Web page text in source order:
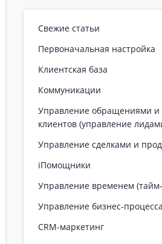
Свежие статьи
Первоначальная настройка
Клиентская база
Коммуникации
Управление обращениями и
клиентов (управление
Управление сделками и
iПомощники
Управление временем
Управление бизнес-
CRM-маркетинг